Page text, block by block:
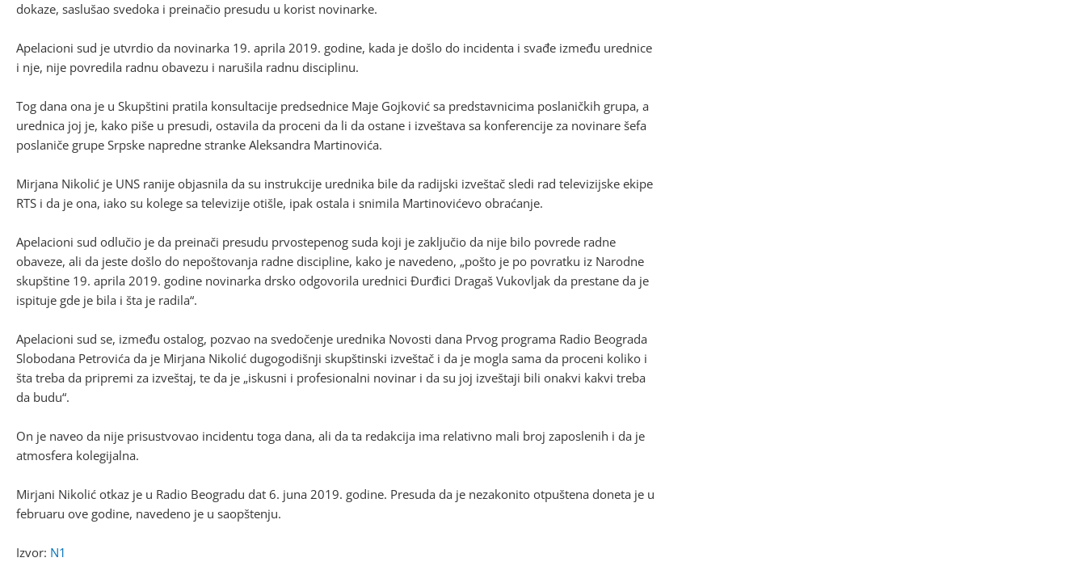
dokaze, saslušao svedoka i preinačio presudu u korist novinarke.
Apelacioni sud je utvrdio da novinarka 19. aprila 2019. godine, kada je došlo do incidenta i svađe između urednice
i nje, nije povredila radnu obavezu i narušila radnu disciplinu.
Tog dana ona je u Skupštini pratila konsultacije predsednice Maje Gojković sa predstavnicima poslaničkih grupa, a
urednica joj je, kako piše u presudi, ostavila da proceni da li da ostane i izveštava sa konferencije za novinare šefa
poslaniče grupe Srpske napredne stranke Aleksandra Martinovića.
Mirjana Nikolić je UNS ranije objasnila da su instrukcije urednika bile da radijski izveštač sledi rad televizijske ekipe
RTS i da je ona, iako su kolege sa televizije otišle, ipak ostala i snimila Martinovićevo obraćanje.
Apelacioni sud odlučio je da preinači presudu prvostepenog suda koji je zaključio da nije bilo povrede radne
obaveze, ali da jeste došlo do nepoštovanja radne discipline, kako je navedeno, „pošto je po povratku iz Narodne
skupštine 19. aprila 2019. godine novinarka drsko odgovorila urednici Đurđici Dragaš Vukovljak da prestane da je
ispituje gde je bila i šta je radila“.
Apelacioni sud se, između ostalog, pozvao na svedočenje urednika Novosti dana Prvog programa Radio Beograda
Slobodana Petrovića da je Mirjana Nikolić dugogodišnji skupštinski izveštač i da je mogla sama da proceni koliko i
šta treba da pripremi za izveštaj, te da je „iskusni i profesionalni novinar i da su joj izveštaji bili onakvi kakvi treba
da budu“.
On je naveo da nije prisustvovao incidentu toga dana, ali da ta redakcija ima relativno mali broj zaposlenih i da je
atmosfera kolegijalna.
Mirjani Nikolić otkaz je u Radio Beogradu dat 6. juna 2019. godine. Presuda da je nezakonito otpuštena doneta je u
februaru ove godine, navedeno je u saopštenju.
Izvor: N1